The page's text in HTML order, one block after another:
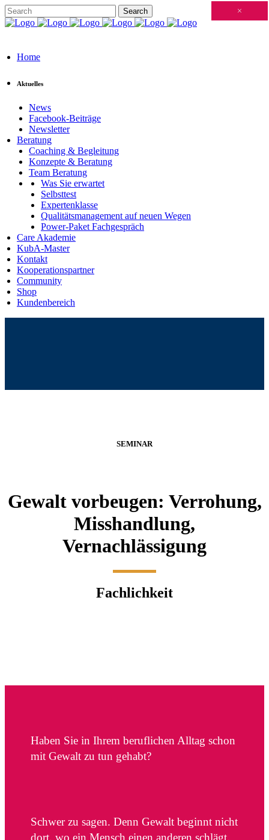
Home
Aktuelles
News
Facebook-Beiträge
Newsletter
Beratung
Coaching & Begleitung
Konzepte & Beratung
Team Beratung
Was Sie erwartet
Selbsttest
Expertenklasse
Qualitätsmanagement auf neuen Wegen
Power-Paket Fachgespräch
Care Akademie
KubA-Master
Kontakt
Kooperationspartner
Community
Shop
Kundenbereich
SEMINAR
Gewalt vorbeugen: Verrohung,
Misshandlung,
Vernachlässigung
Fachlichkeit
Haben Sie in Ihrem beruflichen Alltag schon
mit Gewalt zu tun gehabt?
Schwer zu sagen. Denn Gewalt beginnt nicht
dort, wo ein Mensch einen anderen schlägt.
Schließen
×
×
×
×
×
×
×
×
×
×
×
×
×
×
×
×
×
×
×
×
×
×
×
×
×
×
×
×
×
×
×
×
×
×
×
×
×
×
×
×
×
×
×
×
×
×
×
×
×
×
×
×
×
×
×
×
×
×
×
×
×
×
×
×
×
×
×
×
×
×
×
×
×
×
×
×